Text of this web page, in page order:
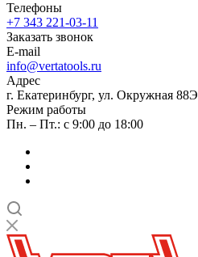
Телефоны
+7 343 221-03-11
Заказать звонок
E-mail
info@vertatools.ru
Адрес
г. Екатеринбург, ул. Окружная 88Э
Режим работы
Пн. – Пт.: с 9:00 до 18:00